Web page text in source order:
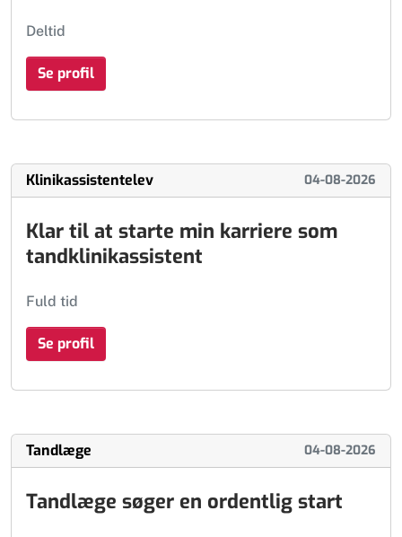
Deltid
Se profil
Klinikassistentelev 04-08-2026
Klar til at starte min karriere som
tandklinikassistent
Fuld tid
Se profil
Tandlæge 04-08-2026
Tandlæge søger en ordentlig start